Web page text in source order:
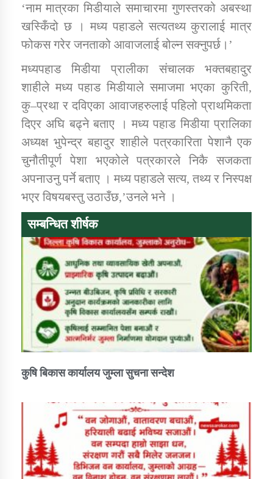
तातोपानी गाउँपालिकाको न्यायिक समिति सम्बन्धी सन्देश
तातोपानी गाउँपालिका जुम्लाको महिला तथा लैङ्गिक हिंसा
सम्बन्धी सूचना सन्देश
तातोपानी गाउँपालिका जुम्लाको महिनावारी सम्बन्धिकाे
सन्देश
तातोपानी गाउँपालिका जुम्लाको बालविवाह सन्देश
तातोपानी गाउँपालिका जुम्लाको सूचना
तातोपानी गाउँपालिका जुम्लाको सूचना
‘नाम मात्रका मिडीयाले समाचारमा गुणस्तरको अबस्था
खस्किँदो छ । मध्य पहाडले सत्यतथ्य कुरालाई मात्र
फोकस गरेर जनताको आवाजलाई बोल्न सक्नुपर्छ।’
मध्यपहाड मिडीया प्रालीका संचालक भक्तबहादुर
शाहीले मध्य पहाड मिडीयाले समाजमा भएका कुरिती,
कु–प्रथा र दविएका आवाजहरुलाई पहिलो प्राथमिकता
दिएर अघि बढ्ने बताए । मध्य पहाड मिडीया प्रालिका
अध्यक्ष भुपेन्द्र बहादुर शाहीले पत्रकारिता पेशानै एक
चुनौतीपूर्ण पेशा भएकोले पत्रकारले निकै सजकता
अपनाउनु पर्ने बताए । मध्य पहाडले सत्य, तथ्य र निस्पक्ष
भएर विषयबस्तु उठाउँछ,’उनले भने ।
सम्बन्धित शीर्षक
कुषि बिकास कार्यालय जुम्ला सुचना सन्देश